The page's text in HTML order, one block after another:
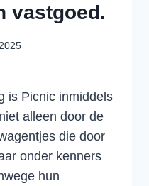
vastgoed.
is Picnic inmiddels
alleen door de
die door
onder kenners
hun